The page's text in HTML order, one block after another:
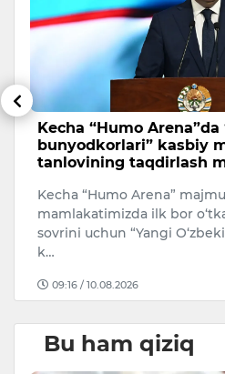
Kecha “Humo
bunyodkorlari” kasbiy
tanlovining taqdirlash
Kecha “Humo Arena”
mamlakatimizda ilk bor
sovrini uchun “Yangi
k…
09:16 / 10.08.2026
Bu ham qiziq